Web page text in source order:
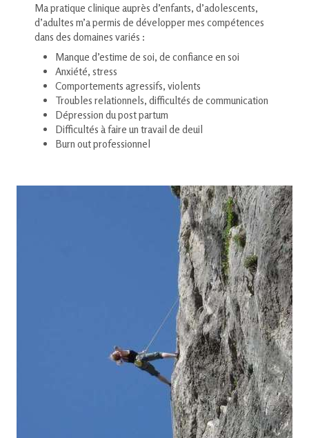
Ma pratique clinique auprès d’enfants, d’adolescents,
d’adultes m’a permis de développer mes compétences
dans des domaines variés :
Manque d’estime de soi, de confiance en soi
Anxiété, stress
Comportements agressifs, violents
Troubles relationnels, difficultés de communication
Dépression du post partum
Difficultés à faire un travail de deuil
Burn out professionnel